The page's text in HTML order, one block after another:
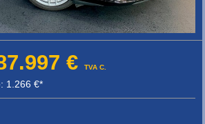
€ TVA C.
1.266 €*